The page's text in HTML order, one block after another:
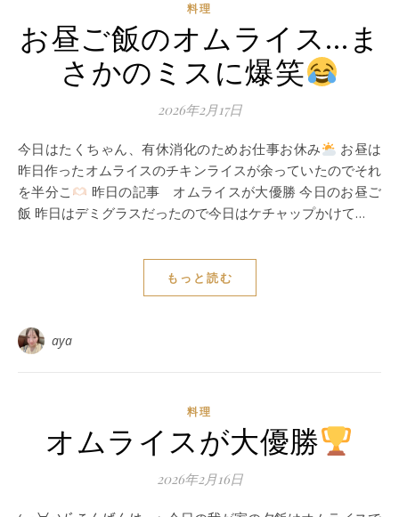
料理
お昼ご飯のオムライス…ま
さかのミスに爆笑
2026年2月17日
今日はたくちゃん、有休消化のためお仕事お休み
お昼は
昨日作ったオムライスのチキンライスが余っていたのでそれ
を半分こ
昨日の記事 オムライスが大優勝 今日のお昼ご
飯 昨日はデミグラスだったので今日はケチャップかけて…
もっと読む
aya
料理
オムライスが大優勝
2026年2月16日